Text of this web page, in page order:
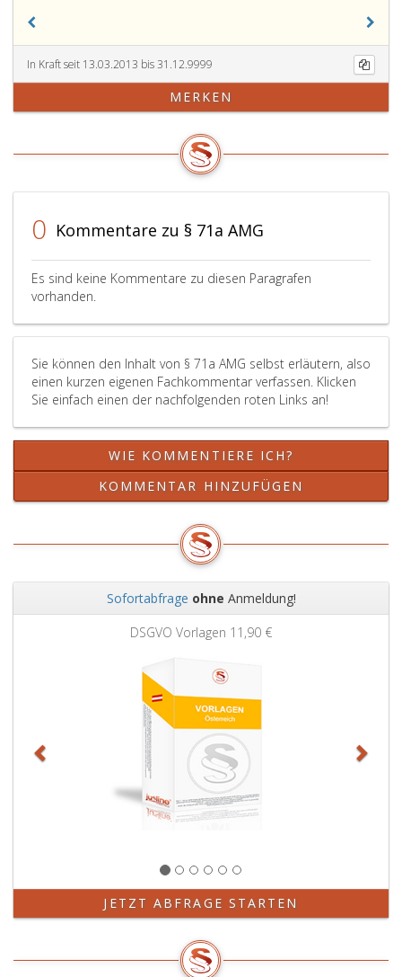
In Kraft seit 13.03.2013 bis 31.12.9999
MERKEN
0 Kommentare zu § 71a AMG
Es sind keine Kommentare zu diesen Paragrafen
vorhanden.
Sie können den Inhalt von § 71a AMG selbst erläutern, also
einen kurzen eigenen Fachkommentar verfassen. Klicken
Sie einfach einen der nachfolgenden roten Links an!
WIE KOMMENTIERE ICH?
KOMMENTAR HINZUFÜGEN
Sofortabfrage ohne Anmeldung!
DSGVO Vorlagen 11,90 €
JETZT ABFRAGE STARTEN